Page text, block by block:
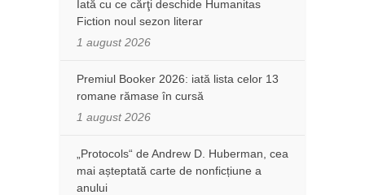
Iată cu ce cărţi deschide Humanitas
Fiction noul sezon literar
1 august 2026
Premiul Booker 2026: iată lista celor 13
romane rămase în cursă
1 august 2026
„Protocols“ de Andrew D. Huberman, cea
mai așteptată carte de nonficțiune a
anului